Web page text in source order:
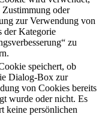
Zustimmung oder
zur Verwendung von
der Kategorie
zu
speichert, ob
Dialog-Box zur
von Cookies bereits
wurde oder nicht. Es
keine persönlichen